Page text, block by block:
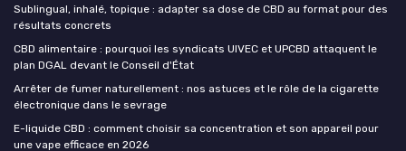
Sublingual, inhalé, topique : adapter sa dose de CBD au format pour des
résultats concrets
CBD alimentaire : pourquoi les syndicats UIVEC et UPCBD attaquent le
plan DGAL devant le Conseil d'État
Arrêter de fumer naturellement : nos astuces et le rôle de la cigarette
électronique dans le sevrage
E-liquide CBD : comment choisir sa concentration et son appareil pour
une vape efficace en 2026